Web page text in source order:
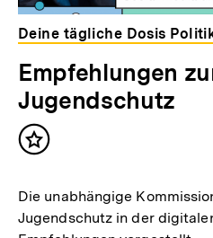
Deine tägliche Dosis
Empfehlungen
Jugendschutz
Inhalt
Die unabhängige
Jugendschutz in der